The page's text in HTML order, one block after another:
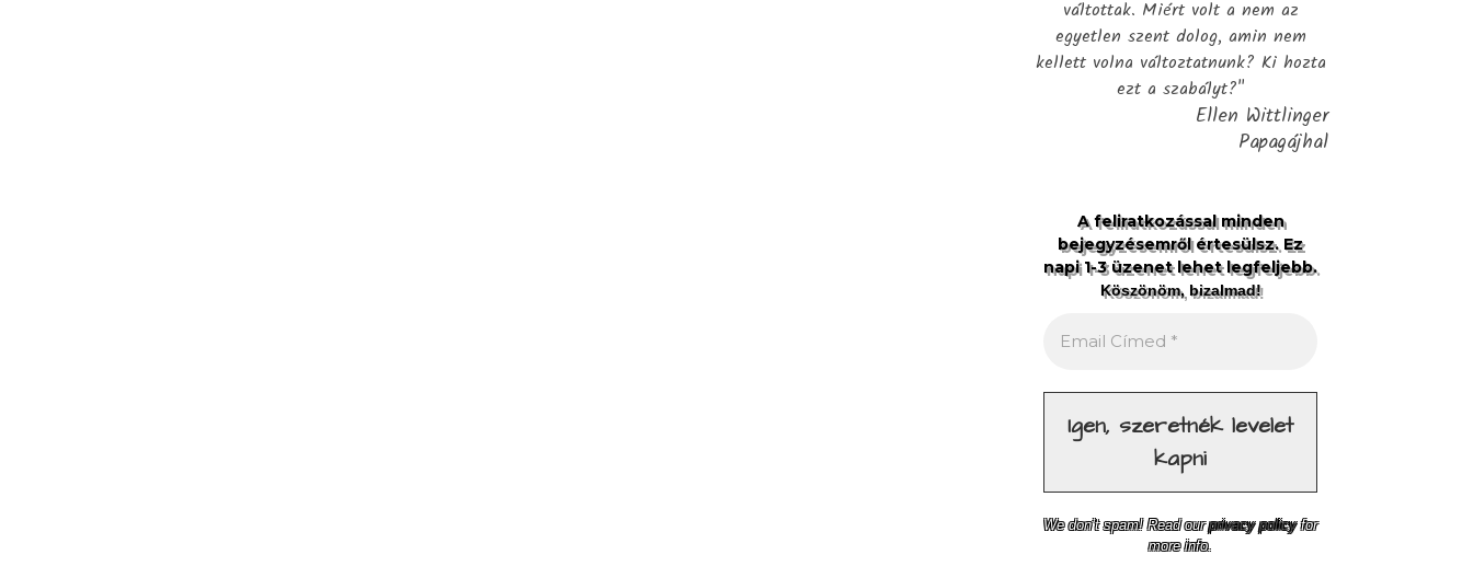
váltottak. Miért volt a nem az
egyetlen szent dolog, amin nem
kellett volna változtatnunk? Ki hozta
ezt a szabályt?"
Ellen Wittlinger
Papagájhal
A feliratkozással minden
bejegyzésemről értesülsz. Ez
napi 1-3 üzenet lehet legfeljebb.
Köszönöm, bizalmad!
We don’t spam! Read ourprivacy policyfor
more info.